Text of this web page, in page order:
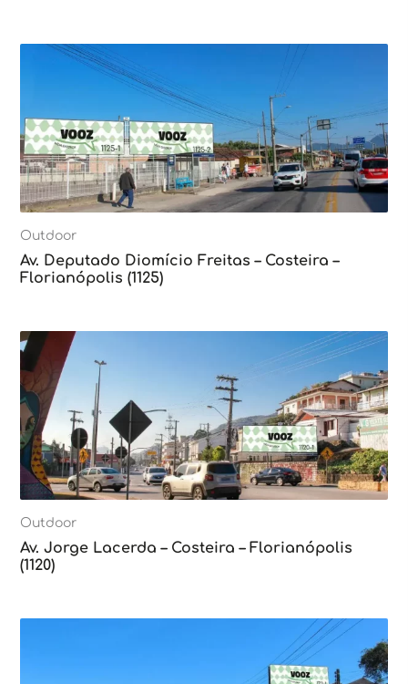
Outdoor
Av. Deputado Diomício Freitas – Costeira –
Florianópolis (1125)
Outdoor
Av. Jorge Lacerda – Costeira – Florianópolis
(1120)